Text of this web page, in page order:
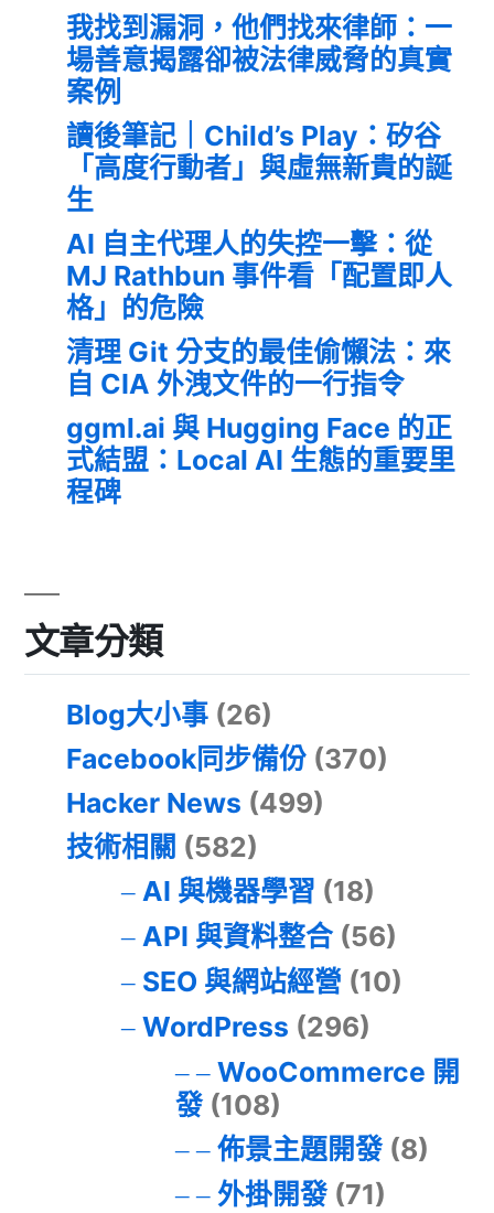
我找到漏洞，他們找來律師：一
場善意揭露卻被法律威脅的真實
案例
讀後筆記｜Child’s Play：矽谷
「高度行動者」與虛無新貴的誕
生
AI 自主代理人的失控一擊：從
MJ Rathbun 事件看「配置即人
格」的危險
清理 Git 分支的最佳偷懶法：來
自 CIA 外洩文件的一行指令
ggml.ai 與 Hugging Face 的正
式結盟：Local AI 生態的重要里
程碑
文章分類
Blog大小事 (26)
Facebook同步備份 (370)
Hacker News (499)
技術相關 (582)
AI 與機器學習 (18)
API 與資料整合(56)
SEO 與網站經營 (10)
WordPress (296)
WooCommerce 開
發(108)
佈景主題開發(8)
外掛開發(71)